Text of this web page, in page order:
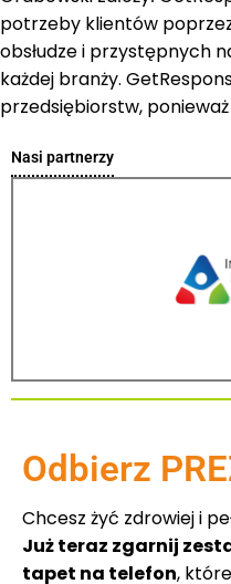
potrzeby klientów
obsłudze i przystępnych
każdej branży.
przedsiębiorstw,
Nasi partnerzy
Odbierz
Chcesz żyć zdrowiej i
Już teraz zgarnij
tapet na telefon,